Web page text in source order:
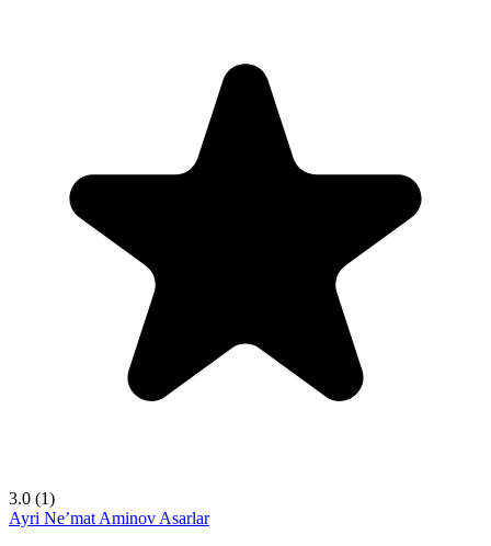
3.0 (1)
Ayri Ne’mat Aminov Asarlar